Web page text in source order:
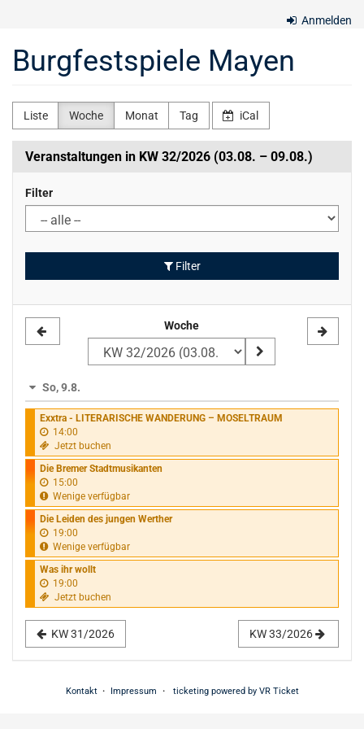
Inhalt
springen
Anmelden
Burgfestspiele Mayen
Liste Woche Monat Tag iCal
Veranstaltungen in KW 32/2026 (03.08. – 09.08.)
Filter
Filter
zur
auswählen
Woche
So, 9.8.
Exxtra - LITERARISCHE WANDERUNG – MOSELTRAUM
14:00
Jetzt buchen
Die Bremer Stadtmusikanten
15:00
Wenige verfügbar
Die Leiden des jungen Werther
19:00
Wenige verfügbar
Was ihr wollt
19:00
Jetzt buchen
KW 31/2026 KW 33/2026
Kontakt Impressum ticketing powered by VR Ticket